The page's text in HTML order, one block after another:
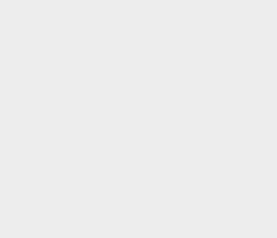
sais-tu que tu peux aussi le
ligne" N'oublie pas que tu peux
colorier